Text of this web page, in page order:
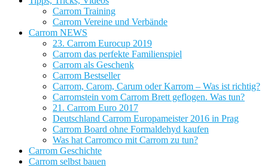
Carrom Training
Carrom Vereine und Verbände
Carrom NEWS
23. Carrom Eurocup 2019
Carrom das perfekte Familienspiel
Carrom als Geschenk
Carrom Bestseller
Carrom, Carom, Carum oder Karrom – Was ist richtig?
Carromstein vom Carrom Brett geflogen. Was tun?
21. Carrom Euro 2017
Deutschland Carrom Europameister 2016 in Prag
Carrom Board ohne Formaldehyd kaufen
Was hat Carromco mit Carrom zu tun?
Carrom Geschichte
Carrom selbst bauen